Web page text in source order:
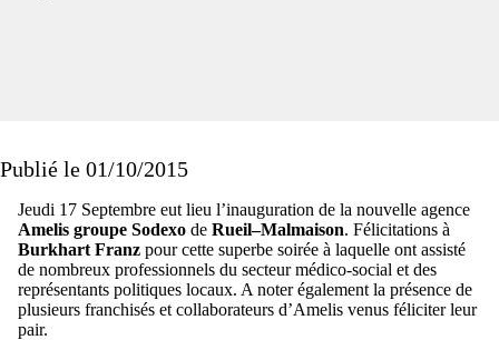
Publié le 01/10/2015
Jeudi 17 Septembre eut lieu l’inauguration de la nouvelle agence
Amelis groupe Sodexo de Rueil–Malmaison. Félicitations à
Burkhart Franz pour cette superbe soirée à laquelle ont assisté
de nombreux professionnels du secteur médico-social et des
représentants politiques locaux. A noter également la présence de
plusieurs franchisés et collaborateurs d’Amelis venus féliciter leur
pair.